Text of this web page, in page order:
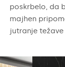
poskrbelo, da
majhen
jutranje